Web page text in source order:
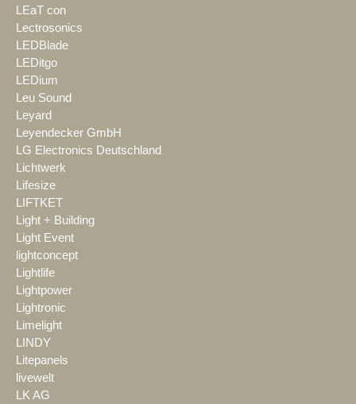
LEaT con
Lectrosonics
LEDBlade
LEDitgo
LEDium
Leu Sound
Leyard
Leyendecker GmbH
LG Electronics Deutschland
Lichtwerk
Lifesize
LIFTKET
Light + Building
Light Event
lightconcept
Lightlife
Lightpower
Lightronic
Limelight
LINDY
Litepanels
livewelt
LK AG